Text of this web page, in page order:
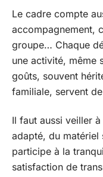
Le cadre compte
accompagnement,
groupe… Chaque
une activité, même
goûts, souvent
familiale, servent
Il faut aussi veiller à
adapté, du matériel
participe à la
satisfaction de